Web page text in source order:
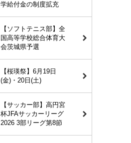
学給付金の制度拡充
【ソフトテニス部】全
国高等学校総合体育大
会茨城県予選
【桜瑛祭】6月19日
(金)・20日(土)
【サッカー部】高円宮
杯JFAサッカーリーグ
2026 3部リーグ第8節